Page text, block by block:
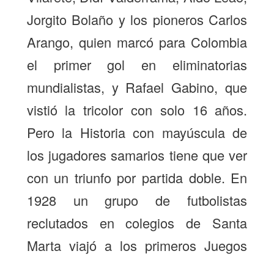
Jorgito Bolaño y los pioneros Carlos
Arango, quien marcó para Colombia
el primer gol en eliminatorias
mundialistas, y Rafael Gabino, que
vistió la tricolor con solo 16 años.
Pero la Historia con mayúscula de
los jugadores samarios tiene que ver
con un triunfo por partida doble. En
1928 un grupo de futbolistas
reclutados en colegios de Santa
Marta viajó a los primeros Juegos